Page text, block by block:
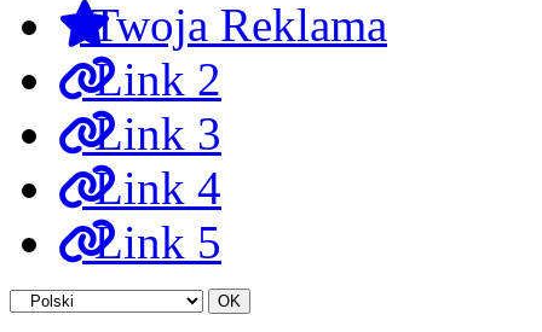
Twoja Reklama
Link 2
Link 3
Link 4
Link 5